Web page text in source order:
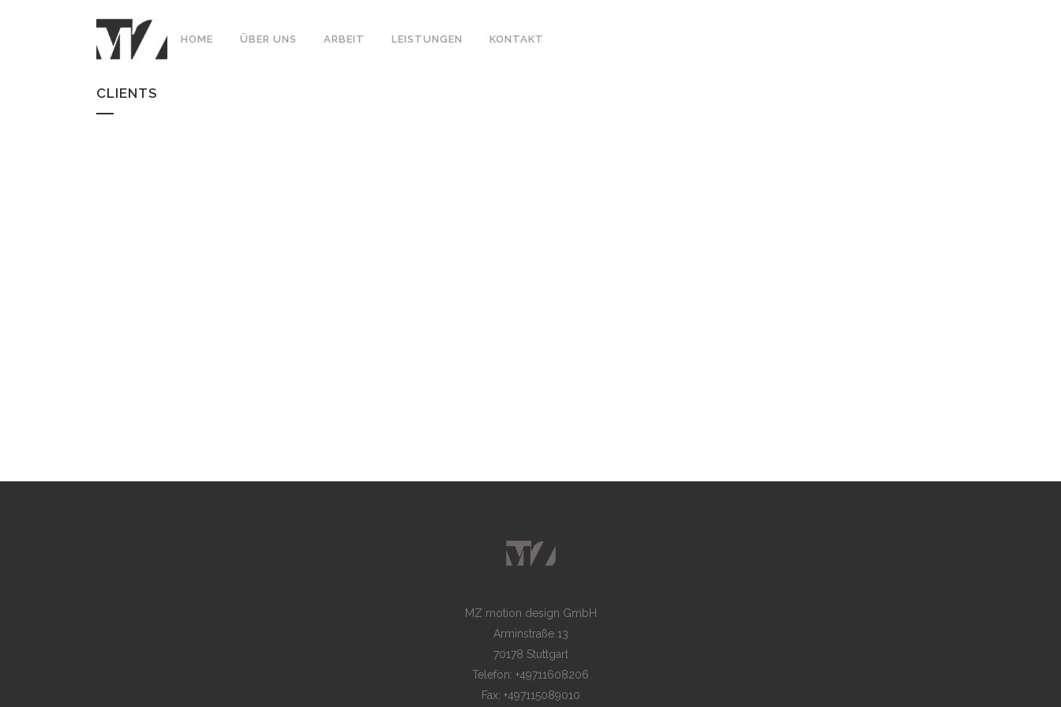
HOME ÜBER UNS ARBEIT LEISTUNGEN KONTAKT
CLIENTS
MZ motion design GmbH
Arminstraße 13
70178 Stuttgart
Telefon: +49711608206
Fax: +497115089010